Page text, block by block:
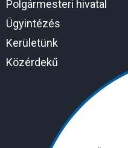
Polgármesteri hivatal
Ügyintézés
Kerületünk
Közérdekű